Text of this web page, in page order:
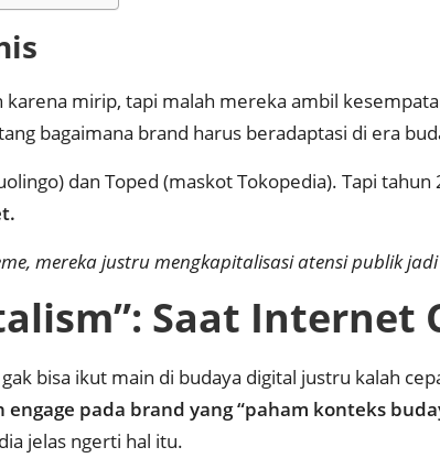
mirip, tapi malah mereka ambil
bagaimana brand harus beradaptasi di era
dan Toped (maskot Tokopedia). Tapi
mereka justru mengkapitalisasi atensi publik
Saat Internet
bisa ikut main di budaya digital justru kalah
engage pada brand yang “paham konteks
jelas ngerti hal itu.